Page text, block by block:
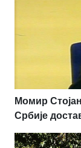
Момир
Србије